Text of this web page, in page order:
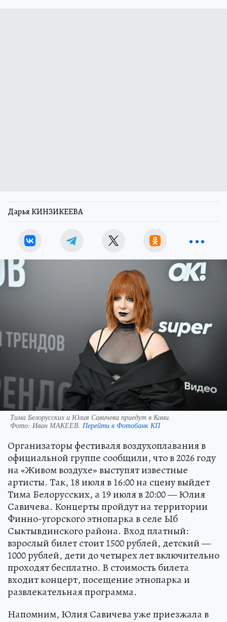
Дарья КИНЗИКЕЕВА
Тима Белорусских и Юлия Савичева приедут в Коми.
Фото: Иван МАКЕЕВ. Перейти в Фотобанк КП
Организаторы фестиваля воздухоплавания в
официальной группе сообщили, что в 2026 году
на «Живом воздухе» выступят известные
артисты. Так, 18 июля в 16:00 на сцену выйдет
Тима Белорусских, а 19 июля в 20:00 — Юлия
Савичева. Концерты пройдут на территории
Финно-угорского этнопарка в селе Ыб
Сыктывдинского района. Вход платный:
взрослый билет стоит 1500 рублей, детский —
1000 рублей, дети до четырех лет включительно
проходят бесплатно. В стоимость билета
входит концерт, посещение этнопарка и
развлекательная программа.
Напомним, Юлия Савичева уже приезжала в